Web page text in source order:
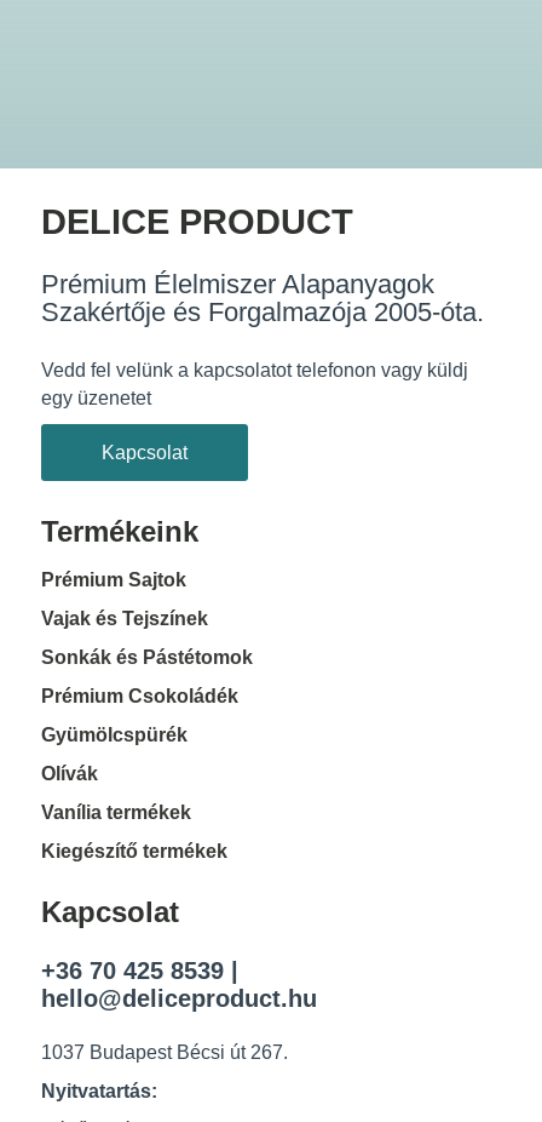
DELICE PRODUCT
Prémium Élelmiszer Alapanyagok
Szakértője és Forgalmazója 2005-óta.
Vedd fel velünk a kapcsolatot telefonon vagy küldj
egy üzenetet
Kapcsolat
Termékeink
Prémium Sajtok
Vajak és Tejszínek
Sonkák és Pástétomok
Prémium Csokoládék
Gyümölcspürék
Olívák
Vanília termékek
Kiegészítő termékek
Kapcsolat
+36 70 425 8539|
hello@deliceproduct.hu
1037 Budapest Bécsi út 267.
Nyitvatartás: